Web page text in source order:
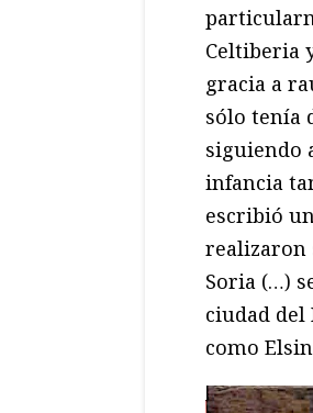
Celtiberia
gracia a
sólo tenía
siguiendo
infancia
escribió
realizaron
Soria (…)
ciudad
como